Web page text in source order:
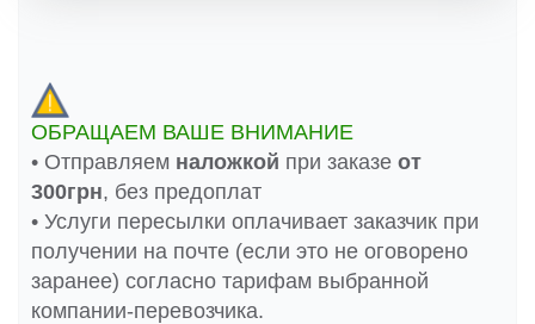
ОБРАЩАЕМ ВАШЕ ВНИМАНИЕ
• Отправляем наложкой при заказе от
300грн, без предоплат
• Услуги пересылки оплачивает заказчик при
получении на почте (если это не оговорено
заранее) согласно тарифам выбранной
компании-перевозчика.